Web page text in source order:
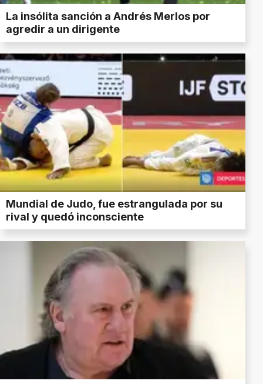
La insólita sanción a Andrés Merlos por
agredir a un dirigente
Mundial de Judo, fue estrangulada por su
rival y quedó inconsciente